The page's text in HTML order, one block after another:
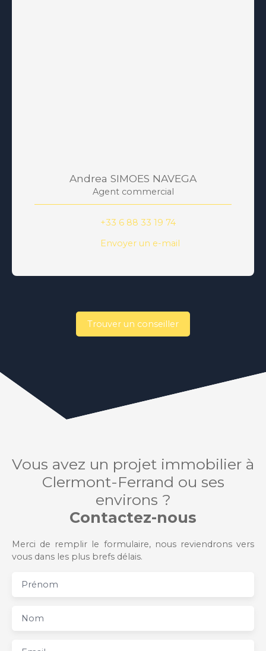
Andrea SIMOES NAVEGA
Agent commercial
+33 6 88 33 19 74
Envoyer un e-mail
Trouver un conseiller
Vous avez un projet immobilier à
Clermont-Ferrand ou ses
environs ?
Contactez-nous
Merci de remplir le formulaire, nous reviendrons vers
vous dans les plus brefs délais.
Prénom
Nom